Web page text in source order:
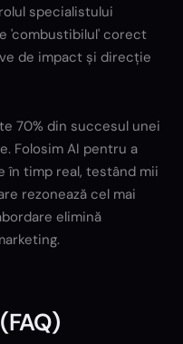
specialistului
'combustibilul' corect
de impact și direcție
70% din succesul unei
Folosim AI pentru a
în timp real, testând mii
rezonează cel mai
elimină